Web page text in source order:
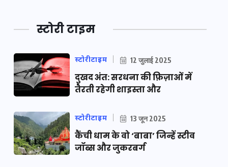
स्टोरी टाइम
स्टोरीटाइम 12 जुलाई 2025
दुखद अंत: सरधना की फ़िज़ाओं में
तैरती रहेगी शाइस्ता और
स्टोरीटाइम 13 जून 2025
कैंची धाम के वो ‘बाबा’ जिन्हें स्टीव
जॉब्स और जुकरबर्ग